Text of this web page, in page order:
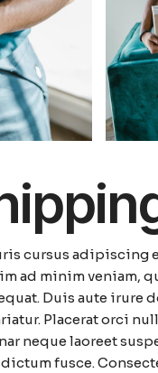
cursus
ad minim veniam,
Duis aute
Placerat orci
neque laoreet
fusce.